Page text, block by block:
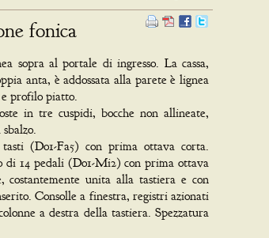
fonica
sopra al portale di ingresso. La cassa,
anta, è addossata alla parete è lignea
profilo piatto.
in tre cuspidi, bocche non allineate,
(Do1-Fa5) con prima ottava corta.
di 14 pedali (Do1-Mi2) con prima ottava
unita alla tastiera e con
Consolle a finestra, registri azionati
a destra della tastiera. Spezzatura